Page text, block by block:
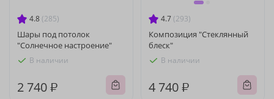
4.8 (285)
Шары под потолок
"Солнечное настроение"
В наличии
2 740 ₽
4.7 (293)
Композиция "Стеклянный
блеск"
В наличии
4 740 ₽